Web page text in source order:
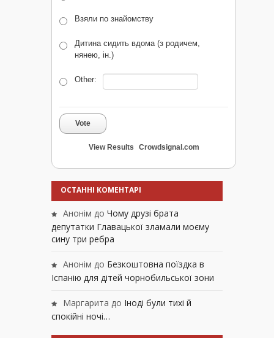
Взяли по знайомству
Дитина сидить вдома (з родичем,
нянею, ін.)
Other:
Vote
View Results Crowdsignal.com
ОСТАННІ КОМЕНТАРІ
Анонім до Чому друзі брата
депутатки Главацької зламали моєму
сину три ребра
Анонім до Безкоштовна поїздка в
Іспанію для дітей чорнобильської зони
Маргарита до Іноді були тихі й
спокійні ночі…